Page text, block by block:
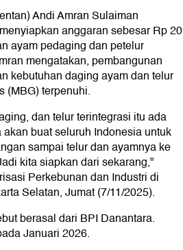
Andi Amran Sulaiman
anggaran sebesar Rp 20
ayam pedaging dan petelur
mengatakan, pembangunan
kebutuhan daging ayam dan telur
(MBG) terpenuhi.
dan telur terintegrasi itu ada
buat seluruh Indonesia untuk
sampai telur dan ayamnya ke
kita siapkan dari sekarang,"
Perkebunan dan Industri di
Selatan, Jumat (7/11/2025).
berasal dari BPI Danantara.
Januari 2026.